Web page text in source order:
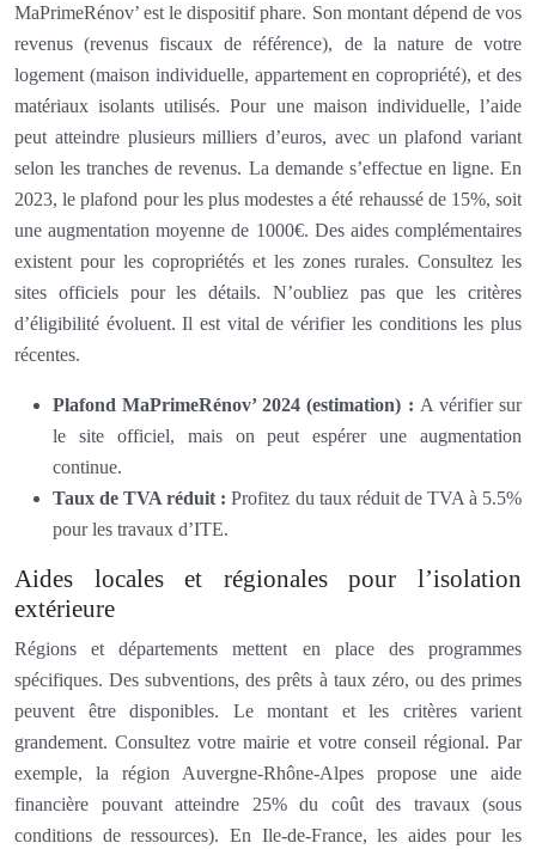
MaPrimeRénov’ est le dispositif phare. Son montant dépend de vos
revenus (revenus fiscaux de référence), de la nature de votre
logement (maison individuelle, appartement en copropriété), et des
matériaux isolants utilisés. Pour une maison individuelle, l’aide
peut atteindre plusieurs milliers d’euros, avec un plafond variant
selon les tranches de revenus. La demande s’effectue en ligne. En
2023, le plafond pour les plus modestes a été rehaussé de 15%, soit
une augmentation moyenne de 1000€. Des aides complémentaires
existent pour les copropriétés et les zones rurales. Consultez les
sites officiels pour les détails. N’oubliez pas que les critères
d’éligibilité évoluent. Il est vital de vérifier les conditions les plus
récentes.
Plafond MaPrimeRénov’ 2024 (estimation) : A vérifier sur
le site officiel, mais on peut espérer une augmentation
continue.
Taux de TVA réduit :Profitez du taux réduit de TVA à 5.5%
pour les travaux d’ITE.
Aides locales et régionales pour l’isolation
extérieure
Régions et départements mettent en place des programmes
spécifiques. Des subventions, des prêts à taux zéro, ou des primes
peuvent être disponibles. Le montant et les critères varient
grandement. Consultez votre mairie et votre conseil régional. Par
exemple, la région Auvergne-Rhône-Alpes propose une aide
financière pouvant atteindre 25% du coût des travaux (sous
conditions de ressources). En Ile-de-France, les aides pour les